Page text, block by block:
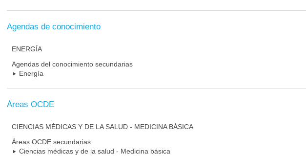
Agendas de conocimiento
ENERGÍA
Agendas del conocimiento secundarias
Energía
Áreas OCDE
CIENCIAS MÉDICAS Y DE LA SALUD - MEDICINA BÁSICA
Áreas OCDE secundarias
Ciencias médicas y de la salud - Medicina básica